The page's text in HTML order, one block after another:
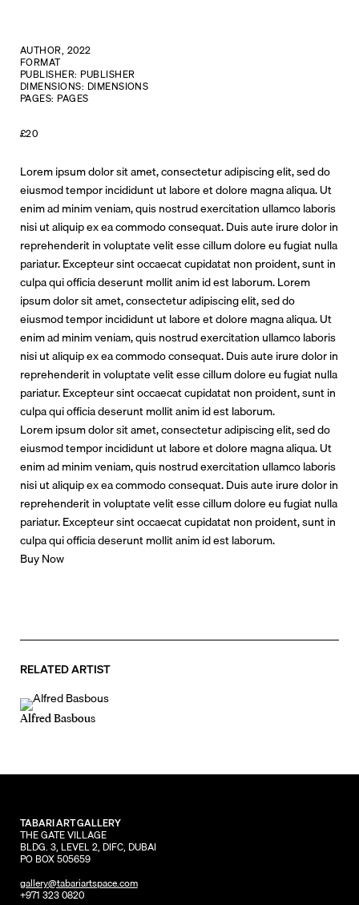
AUTHOR, 2022
FORMAT
PUBLISHER: PUBLISHER
DIMENSIONS: DIMENSIONS
PAGES: PAGES
£20
Lorem ipsum dolor sit amet, consectetur adipiscing elit, sed do
eiusmod tempor incididunt ut labore et dolore magna aliqua. Ut
enim ad minim veniam, quis nostrud exercitation ullamco laboris
nisi ut aliquip ex ea commodo consequat. Duis aute irure dolor in
reprehenderit in voluptate velit esse cillum dolore eu fugiat nulla
pariatur. Excepteur sint occaecat cupidatat non proident, sunt in
culpa qui officia deserunt mollit anim id est laborum.Lorem
ipsum dolor sit amet, consectetur adipiscing elit, sed do
eiusmod tempor incididunt ut labore et dolore magna aliqua. Ut
enim ad minim veniam, quis nostrud exercitation ullamco laboris
nisi ut aliquip ex ea commodo consequat. Duis aute irure dolor in
reprehenderit in voluptate velit esse cillum dolore eu fugiat nulla
pariatur. Excepteur sint occaecat cupidatat non proident, sunt in
culpa qui officia deserunt mollit anim id est laborum.
Lorem ipsum dolor sit amet, consectetur adipiscing elit, sed do
eiusmod tempor incididunt ut labore et dolore magna aliqua. Ut
enim ad minim veniam, quis nostrud exercitation ullamco laboris
nisi ut aliquip ex ea commodo consequat. Duis aute irure dolor in
reprehenderit in voluptate velit esse cillum dolore eu fugiat nulla
pariatur. Excepteur sint occaecat cupidatat non proident, sunt in
culpa qui officia deserunt mollit anim id est laborum.
Buy Now
RELATED ARTIST
Alfred Basbous
TABARI ART GALLERY
THE GATE VILLAGE
BLDG. 3, LEVEL 2, DIFC, DUBAI
PO BOX 505659
gallery@tabariartspace.com
+971 323 0820